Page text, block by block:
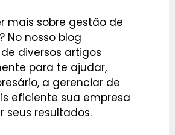
mais sobre gestão de
No nosso blog
diversos artigos
para te ajudar,
a gerenciar de
eficiente sua empresa
seus resultados.